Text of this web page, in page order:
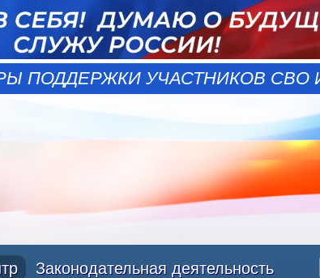
ПОДДЕРЖКИ УЧАСТНИКОВ СВО
Законодательная деятельность